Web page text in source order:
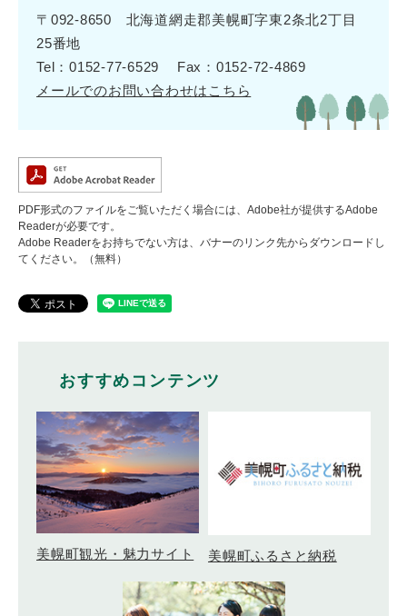
〒092-8650 北海道網走郡美幌町字東2条北2丁目
25番地
Tel：0152-77-6529
Fax：0152-72-4869
メールでのお問い合わせはこちら
PDF形式のファイルをご覧いただく場合には、Adobe社が提供するAdobe
Readerが必要です。
Adobe Readerをお持ちでない方は、バナーのリンク先からダウンロードし
てください。（無料）
おすすめコンテンツ
美幌町観光・魅力サイト 美幌町ふるさと納税